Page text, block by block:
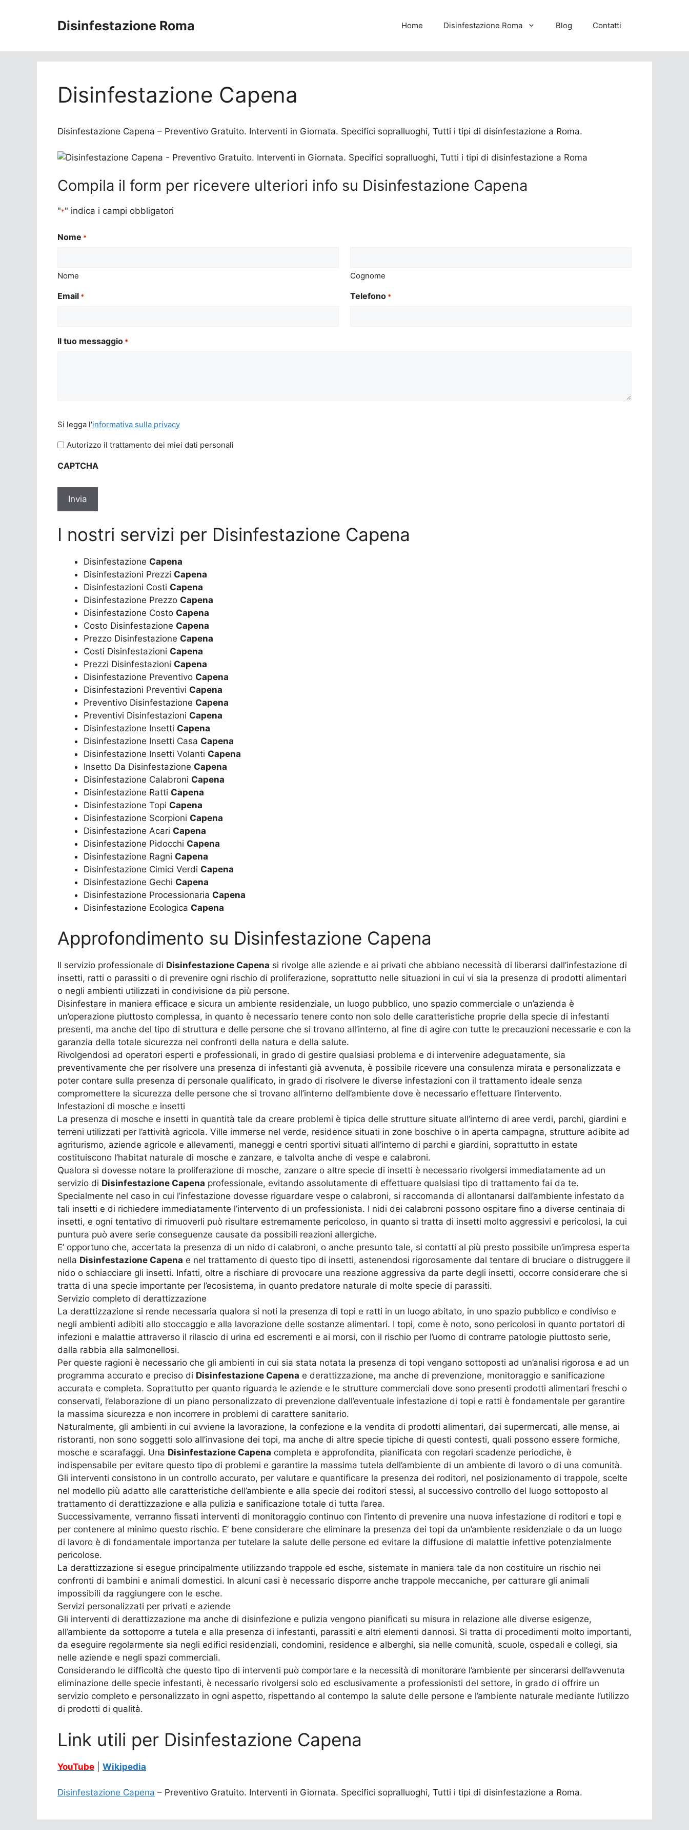
Disinfestazione Roma Home Disinfestazione Roma Blog Contatti
Disinfestazione Capena
Disinfestazione Capena – Preventivo Gratuito. Interventi in Giornata. Specifici sopralluoghi, Tutti i tipi di disinfestazione a Roma.
Compila il form per ricevere ulteriori info su Disinfestazione Capena
"*" indica i campi obbligatori
Nome *
Nome Cognome
Email * Telefono *
Il tuo messaggio *
legga
l'informativa
privacy
Si legga l'informativa sulla privacy
Autorizzo il trattamento dei miei dati personali
CAPTCHA
I nostri servizi per Disinfestazione Capena
Disinfestazione Capena
Disinfestazioni Prezzi Capena
Disinfestazioni Costi Capena
Disinfestazione Prezzo Capena
Disinfestazione Costo Capena
Costo Disinfestazione Capena
Prezzo Disinfestazione Capena
Costi Disinfestazioni Capena
Prezzi Disinfestazioni Capena
Disinfestazione Preventivo Capena
Disinfestazioni Preventivi Capena
Preventivo Disinfestazione Capena
Preventivi Disinfestazioni Capena
Disinfestazione Insetti Capena
Disinfestazione Insetti Casa Capena
Disinfestazione Insetti Volanti Capena
Insetto Da Disinfestazione Capena
Disinfestazione Calabroni Capena
Disinfestazione Ratti Capena
Disinfestazione Topi Capena
Disinfestazione Scorpioni Capena
Disinfestazione Acari Capena
Disinfestazione Pidocchi Capena
Disinfestazione Ragni Capena
Disinfestazione Cimici Verdi Capena
Disinfestazione Gechi Capena
Disinfestazione Processionaria Capena
Disinfestazione Ecologica Capena
Approfondimento su Disinfestazione Capena
Il servizio professionale di Disinfestazione Capena si rivolge alle aziende e ai privati che abbiano necessità di liberarsi dall’infestazione di
insetti, ratti o parassiti o di prevenire ogni rischio di proliferazione, soprattutto nelle situazioni in cui vi sia la presenza di prodotti alimentari
o negli ambienti utilizzati in condivisione da più persone.
Disinfestare in maniera efficace e sicura un ambiente residenziale, un luogo pubblico, uno spazio commerciale o un’azienda è
un’operazione piuttosto complessa, in quanto è necessario tenere conto non solo delle caratteristiche proprie della specie di infestanti
presenti, ma anche del tipo di struttura e delle persone che si trovano all’interno, al fine di agire con tutte le precauzioni necessarie e con la
garanzia della totale sicurezza nei confronti della natura e della salute.
Rivolgendosi ad operatori esperti e professionali, in grado di gestire qualsiasi problema e di intervenire adeguatamente, sia
preventivamente che per risolvere una presenza di infestanti già avvenuta, è possibile ricevere una consulenza mirata e personalizzata e
poter contare sulla presenza di personale qualificato, in grado di risolvere le diverse infestazioni con il trattamento ideale senza
compromettere la sicurezza delle persone che si trovano all’interno dell’ambiente dove è necessario effettuare l’intervento.
Infestazioni di mosche e insetti
La presenza di mosche e insetti in quantità tale da creare problemi è tipica delle strutture situate all’interno di aree verdi, parchi, giardini e
terreni utilizzati per l’attività agricola. Ville immerse nel verde, residence situati in zone boschive o in aperta campagna, strutture adibite ad
agriturismo, aziende agricole e allevamenti, maneggi e centri sportivi situati all’interno di parchi e giardini, soprattutto in estate
costituiscono l’habitat naturale di mosche e zanzare, e talvolta anche di vespe e calabroni.
Qualora si dovesse notare la proliferazione di mosche, zanzare o altre specie di insetti è necessario rivolgersi immediatamente ad un
servizio di Disinfestazione Capena professionale, evitando assolutamente di effettuare qualsiasi tipo di trattamento fai da te.
Specialmente nel caso in cui l’infestazione dovesse riguardare vespe o calabroni, si raccomanda di allontanarsi dall’ambiente infestato da
tali insetti e di richiedere immediatamente l’intervento di un professionista. I nidi dei calabroni possono ospitare fino a diverse centinaia di
insetti, e ogni tentativo di rimuoverli può risultare estremamente pericoloso, in quanto si tratta di insetti molto aggressivi e pericolosi, la cui
puntura può avere serie conseguenze causate da possibili reazioni allergiche.
E’ opportuno che, accertata la presenza di un nido di calabroni, o anche presunto tale, si contatti al più presto possibile un’impresa esperta
nella Disinfestazione Capena e nel trattamento di questo tipo di insetti, astenendosi rigorosamente dal tentare di bruciare o distruggere il
nido o schiacciare gli insetti. Infatti, oltre a rischiare di provocare una reazione aggressiva da parte degli insetti, occorre considerare che si
tratta di una specie importante per l’ecosistema, in quanto predatore naturale di molte specie di parassiti.
Servizio completo di derattizzazione
La derattizzazione si rende necessaria qualora si noti la presenza di topi e ratti in un luogo abitato, in uno spazio pubblico e condiviso e
negli ambienti adibiti allo stoccaggio e alla lavorazione delle sostanze alimentari. I topi, come è noto, sono pericolosi in quanto portatori di
infezioni e malattie attraverso il rilascio di urina ed escrementi e ai morsi, con il rischio per l’uomo di contrarre patologie piuttosto serie,
dalla rabbia alla salmonellosi.
Per queste ragioni è necessario che gli ambienti in cui sia stata notata la presenza di topi vengano sottoposti ad un’analisi rigorosa e ad un
programma accurato e preciso di Disinfestazione Capena e derattizzazione, ma anche di prevenzione, monitoraggio e sanificazione
accurata e completa. Soprattutto per quanto riguarda le aziende e le strutture commerciali dove sono presenti prodotti alimentari freschi o
conservati, l’elaborazione di un piano personalizzato di prevenzione dall’eventuale infestazione di topi e ratti è fondamentale per garantire
la massima sicurezza e non incorrere in problemi di carattere sanitario.
Naturalmente, gli ambienti in cui avviene la lavorazione, la confezione e la vendita di prodotti alimentari, dai supermercati, alle mense, ai
ristoranti, non sono soggetti solo all’invasione dei topi, ma anche di altre specie tipiche di questi contesti, quali possono essere formiche,
mosche e scarafaggi. Una Disinfestazione Capena completa e approfondita, pianificata con regolari scadenze periodiche, è
indispensabile per evitare questo tipo di problemi e garantire la massima tutela dell’ambiente di un ambiente di lavoro o di una comunità.
Gli interventi consistono in un controllo accurato, per valutare e quantificare la presenza dei roditori, nel posizionamento di trappole, scelte
nel modello più adatto alle caratteristiche dell’ambiente e alla specie dei roditori stessi, al successivo controllo del luogo sottoposto al
trattamento di derattizzazione e alla pulizia e sanificazione totale di tutta l’area.
Successivamente, verranno fissati interventi di monitoraggio continuo con l’intento di prevenire una nuova infestazione di roditori e topi e
per contenere al minimo questo rischio. E’ bene considerare che eliminare la presenza dei topi da un’ambiente residenziale o da un luogo
di lavoro è di fondamentale importanza per tutelare la salute delle persone ed evitare la diffusione di malattie infettive potenzialmente
pericolose.
La derattizzazione si esegue principalmente utilizzando trappole ed esche, sistemate in maniera tale da non costituire un rischio nei
confronti di bambini e animali domestici. In alcuni casi è necessario disporre anche trappole meccaniche, per catturare gli animali
impossibili da raggiungere con le esche.
Servizi personalizzati per privati e aziende
Gli interventi di derattizzazione ma anche di disinfezione e pulizia vengono pianificati su misura in relazione alle diverse esigenze,
all’ambiente da sottoporre a tutela e alla presenza di infestanti, parassiti e altri elementi dannosi. Si tratta di procedimenti molto importanti,
da eseguire regolarmente sia negli edifici residenziali, condomini, residence e alberghi, sia nelle comunità, scuole, ospedali e collegi, sia
nelle aziende e negli spazi commerciali.
Considerando le difficoltà che questo tipo di interventi può comportare e la necessità di monitorare l’ambiente per sincerarsi dell’avvenuta
eliminazione delle specie infestanti, è necessario rivolgersi solo ed esclusivamente a professionisti del settore, in grado di offrire un
servizio completo e personalizzato in ogni aspetto, rispettando al contempo la salute delle persone e l’ambiente naturale mediante l’utilizzo
di prodotti di qualità.
Link utili per Disinfestazione Capena
YouTube Wikipedia
Disinfestazione Capena – Preventivo Gratuito. Interventi in Giornata. Specifici sopralluoghi, Tutti i tipi di disinfestazione a Roma.